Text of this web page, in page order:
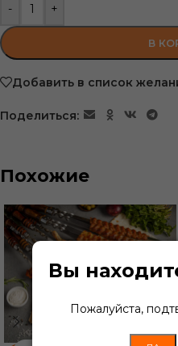
- +
В
Добавить в список
Поделиться:
Похожие
Вы
Пожалуйста,